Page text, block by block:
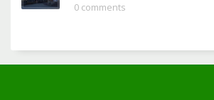
0 comments